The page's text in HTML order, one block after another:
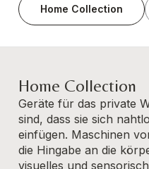
Home Collection
Home Collection
Geräte für das private
sind, dass sie sich
einfügen. Maschinen
die Hingabe an die
visuelles und